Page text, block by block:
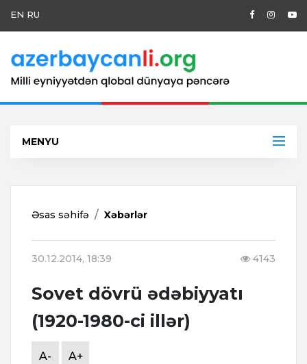
EN RU
MENYU
Əsas səhifə Xəbərlər
30.12.2014, 18:39 4143
Sovet dövrü ədəbiyyatı
(1920-1980-ci illər)
A- A+